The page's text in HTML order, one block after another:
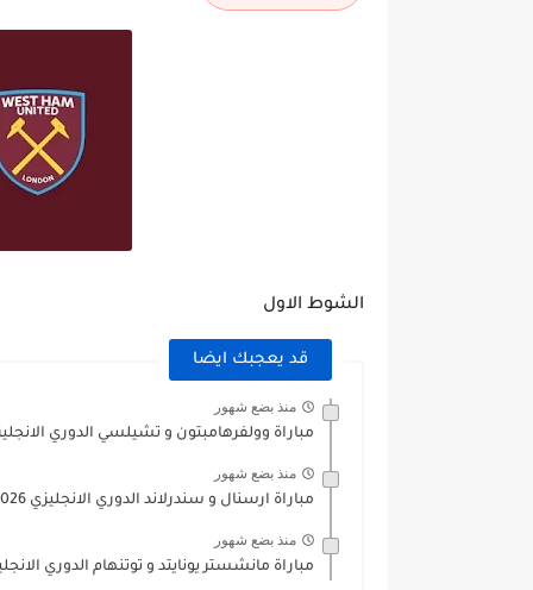
الشوط الاول
قد يعجبك ايضا
منذ بضع شهور
مباراة وولفرهامبتون و تشيلسي الدوري الانجليزي 2025/
منذ بضع شهور
مباراة ارسنال و سندرلاند الدوري الانجليزي 2025/2026
منذ بضع شهور
مباراة مانشستر يونايتد و توتنهام الدوري الانجليزي